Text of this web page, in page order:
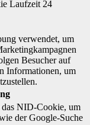
Laufzeit 24
verwendet, um
Besucher auf
Informationen, um
NID-Cookie, um
der Google-Suche